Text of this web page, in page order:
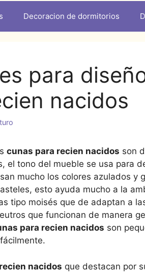
Decoracion de dormitorios
para
nacidos
cunas para recien nacidos son
el tono del mueble se usa para
mucho los colores azulados y
esto ayuda mucho a la
tipo moisés que de adaptan a
que funcionan de manera
para recien nacidos son
nacidos que destacan por